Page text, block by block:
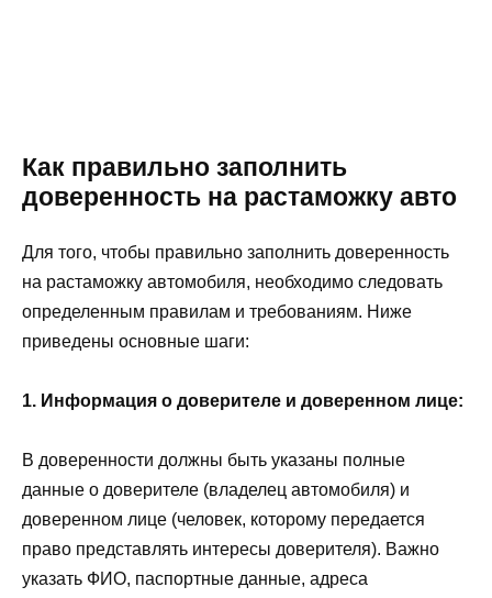
Как правильно заполнить
доверенность на растаможку авто
Для того, чтобы правильно заполнить доверенность
на растаможку автомобиля, необходимо следовать
определенным правилам и требованиям. Ниже
приведены основные шаги:
1. Информация о доверителе и доверенном лице:
В доверенности должны быть указаны полные
данные о доверителе (владелец автомобиля) и
доверенном лице (человек, которому передается
право представлять интересы доверителя). Важно
указать ФИО, паспортные данные, адреса